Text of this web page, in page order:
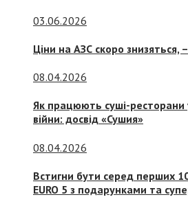
03.06.2026
Ціни на АЗС скоро знизяться, –
08.04.2026
Як працюють суші-ресторани
війни: досвід «Сушия»
08.04.2026
Встигни бути серед перших
EURO 5 з подарунками та